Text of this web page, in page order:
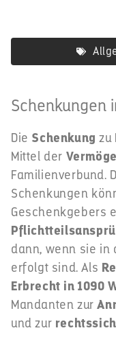
Schenkungen
Die Schenkung zu
Mittel der
Familienverbund.
Schenkungen
Geschenkgebers
dann, wenn sie in
erfolgt sind. Als
Erbrecht in 1090
Mandanten zur
und zur